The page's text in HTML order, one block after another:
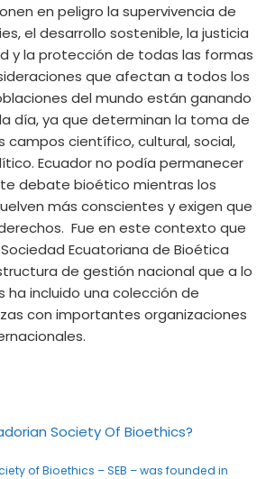
en peligro la supervivencia de
el desarrollo sostenible, la justicia
y la protección de todas las formas
que afectan a todos los
del mundo están ganando
día, ya que determinan la toma de
campos científico, cultural, social,
Ecuador no podía permanecer
debate bioético mientras los
más conscientes y exigen que
Fue en este contexto que
Ecuatoriana de Bioética
de gestión nacional que a lo
ha incluido una colección de
con importantes organizaciones
Society Of Bioethics?
of Bioethics – SEB – was founded in